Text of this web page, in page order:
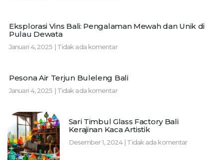
Eksplorasi Vins Bali: Pengalaman Mewah dan Unik di
Pulau Dewata
Januari 4, 2025 Tidak ada komentar
Pesona Air Terjun Buleleng Bali
Januari 4, 2025 Tidak ada komentar
Sari Timbul Glass Factory Bali
Kerajinan Kaca Artistik
Desember 1, 2024 Tidak ada komentar